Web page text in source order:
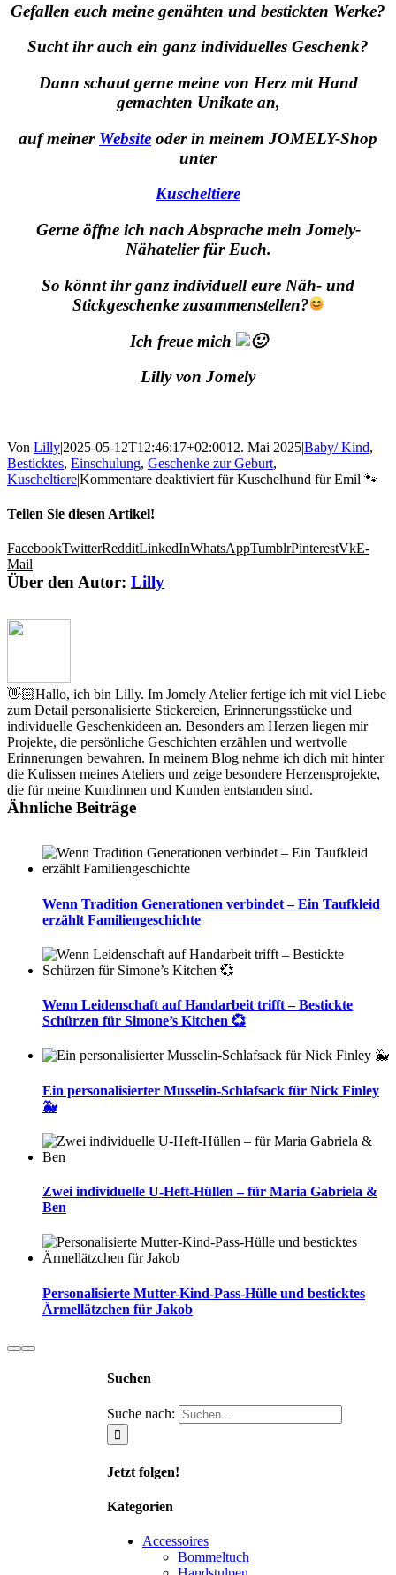
Gefallen euch meine genähten und bestickten Werke?
Sucht ihr auch ein ganz individuelles Geschenk?
Dann schaut gerne meine von Herz mit Hand
gemachten Unikate an,
auf meiner Website oder in meinem JOMELY-Shop
unter
Kuscheltiere
Gerneöffne ich nach Absprache mein Jomely-
Nähatelier für Euch.
So könnt ihr ganz individuell eure Näh- und
Stickgeschenke zusammenstellen?
Ich freue mich
Lilly von Jomely
Von Lilly|2025-05-12T12:46:17+02:0012. Mai 2025|Baby/ Kind,
Besticktes, Einschulung, Geschenke zur Geburt,
Kuscheltiere|Kommentare deaktiviert für Kuschelhund für Emil 🐾
Teilen Sie diesen Artikel!
FacebookTwitterRedditLinkedInWhatsAppTumblrPinterestVkE-
Mail
Über den Autor: Lilly
👋🏻Hallo, ich bin Lilly. Im Jomely Atelier fertige ich mit viel Liebe
zum Detail personalisierte Stickereien, Erinnerungsstücke und
individuelle Geschenkideen an. Besonders am Herzen liegen mir
Projekte, die persönliche Geschichten erzählen und wertvolle
Erinnerungen bewahren. In meinem Blog nehme ich dich mit hinter
die Kulissen meines Ateliers und zeige besondere Herzensprojekte,
die für meine Kundinnen und Kunden entstanden sind.
Ähnliche Beiträge
Wenn Tradition Generationen verbindet – Ein Taufkleid
erzählt Familiengeschichte
Wenn Leidenschaft auf Handarbeit trifft – Bestickte
Schürzen für Simone’s Kitchen 💞
Ein personalisierter Musselin-Schlafsack für Nick Finley
🐳
Zwei individuelle U-Heft-Hüllen – für Maria Gabriela &
Ben
Personalisierte Mutter-Kind-Pass-Hülle und besticktes
Ärmellätzchen für Jakob
Suchen
Suche nach:
Jetzt folgen!
Kategorien
Accessoires
Bommeltuch